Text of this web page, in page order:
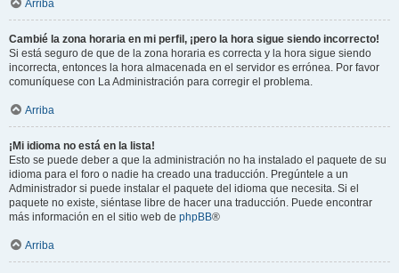
Arriba
Cambié la zona horaria en mi perfil, ¡pero la hora sigue siendo incorrecto!
Si está seguro de que de la zona horaria es correcta y la hora sigue siendo
incorrecta, entonces la hora almacenada en el servidor es errónea. Por favor
comuníquese con La Administración para corregir el problema.
Arriba
¡Mi idioma no está en la lista!
Esto se puede deber a que la administración no ha instalado el paquete de su
idioma para el foro o nadie ha creado una traducción. Pregúntele a un
Administrador si puede instalar el paquete del idioma que necesita. Si el
paquete no existe, siéntase libre de hacer una traducción. Puede encontrar
más información en el sitio web de phpBB®
Arriba